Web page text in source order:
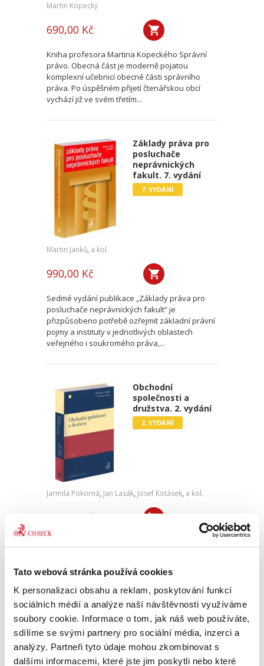
Tato webová stránka používá cookies
K personalizaci obsahu a reklam, poskytování funkcí
sociálních médií a analýze naší návštěvnosti využíváme
soubory cookie. Informace o tom, jak náš web používáte,
sdílíme se svými partnery pro sociální média, inzerci a
analýzy. Partneři tyto údaje mohou zkombinovat s
dalšími informacemi, které jste jim poskytli nebo které
Martin Kopecký
690,00 Kč
Kniha profesora Martina Kopeckého Správní
právo. Obecná část je moderně pojatou
komplexní učebnicí obecné části správního
práva. Po úspěšném přijetí čtenářskou obcí
vychází již ve svém třetím...
Základy práva pro
posluchače
neprávnických
fakult. 7. vydání
7. VYDÁNÍ
Martin Janků, a kol.
990,00 Kč
Sedmé vydání publikace „Základy práva pro
posluchače neprávnických fakult“ je
přizpůsobeno potřebě ozřejmit základní právní
pojmy a instituty v jednotlivých oblastech
veřejného i soukromého práva,...
Obchodní
společnosti a
družstva. 2. vydání
2. VYDÁNÍ
Jarmila Pokorná, Jan Lasák, Josef Kotásek, a kol.
990,00 Kč
soukromého práva. Zachycuje také poslední
rozsáhlou a významnou...
Správní právo
procesní